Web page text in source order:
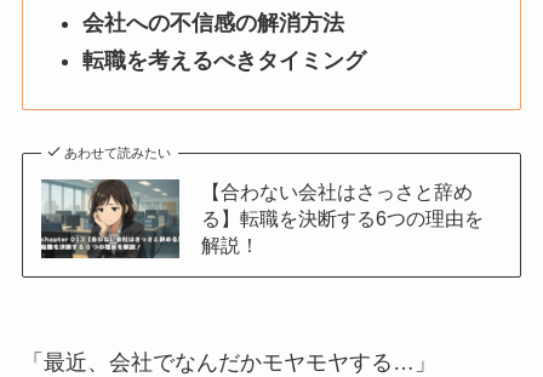
会社への不信感の解消方法
転職を考えるべきタイミング
あわせて読みたい
【合わない会社はさっさと辞め
る】転職を決断する6つの理由を
解説！
「最近、会社でなんだかモヤモヤする…」